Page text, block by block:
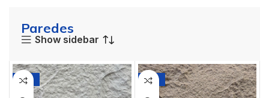
Paredes
Show sidebar
-14% -14%